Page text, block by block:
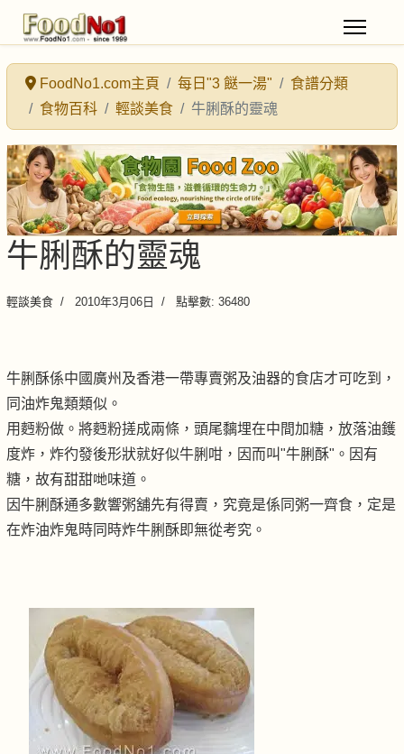
FoodNo1.com主頁 每日"3 餸一湯"
食譜分類
食物百科
輕談美食 牛脷酥的靈魂
牛脷酥的靈魂
輕談美食 2010年3月06日 點擊數: 36480
牛脷酥係中國廣州及香港一帶專賣粥及油器的食店才可吃到，
同油炸鬼類類似。
用麪粉做。將麪粉搓成兩條，頭尾黐埋在中間加糖，放落油鑊
度炸，炸彴發後形狀就好似牛脷咁，因而叫"牛脷酥"。因有
糖，故有甜甜哋味道。
因牛脷酥通多數響粥舖先有得賣，究竟是係同粥一齊食，定是
在炸油炸鬼時同時炸牛脷酥即無從考究。